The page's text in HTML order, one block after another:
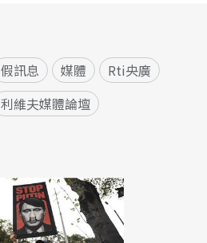
假訊息 媒體
Rti央廣
利維夫媒體論壇